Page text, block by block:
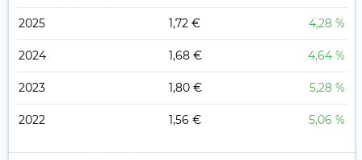
2025 1,72 € 4,28 %
2024 1,68 € 4,64 %
2023 1,80 € 5,28 %
2022 1,56 € 5,06 %